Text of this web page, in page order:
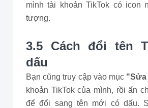
mình tài khoản TikTok có icon
tượng.
3.5 Cách đổi tên
dấu
Bạn cũng truy cập vào mục
khoản TikTok của mình, rồi ấn
để đổi sang tên mới có dấu.